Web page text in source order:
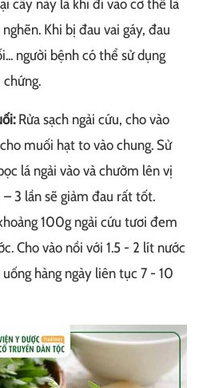
cây này là khi đi vào cơ thể là
Khi bị đau vai gáy, đau
người bệnh có thể sử dụng
Rửa sạch ngải cứu, cho vào
muối hạt to vào chung. Sử
lá ngải vào và chườm lên vị
3 lần sẽ giảm đau rất tốt.
100g ngải cứu tươi đem
Cho vào nồi với 1.5 - 2 lít nước
hàng ngày liên tục 7 - 10